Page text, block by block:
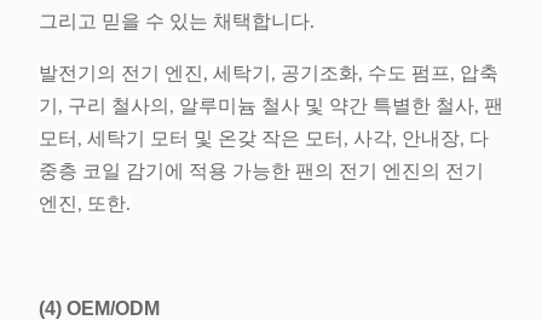
그리고 믿을 수 있는 채택합니다.
발전기의 전기 엔진, 세탁기, 공기조화, 수도 펌프, 압축
기, 구리 철사의, 알루미늄 철사 및 약간 특별한 철사, 팬
모터, 세탁기 모터 및 온갖 작은 모터, 사각, 안내장, 다
중층 코일 감기에 적용 가능한 팬의 전기 엔진의 전기
엔진, 또한.
(4) OEM/ODM